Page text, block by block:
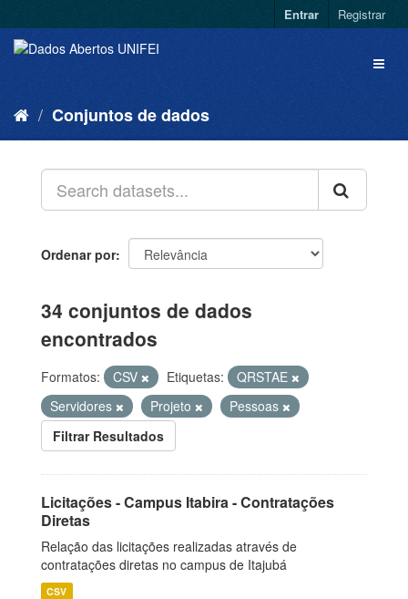
Entrar Registrar
Conjuntos de dados
Ordenar por
34 conjuntos de dados
encontrados
Formatos: CSV Etiquetas:
QRSTAE
Servidores
Projeto
Pessoas
Filtrar Resultados
Licitações - Campus Itabira - Contratações
Diretas
Relação das licitações realizadas através de
contratações diretas no campus de Itajubá
CSV